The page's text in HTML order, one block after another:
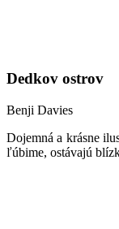
Dedkov ostrov
Benji Davies
Dojemná a krásne
ľúbime, ostávajú